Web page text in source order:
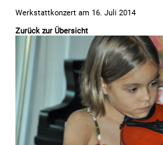
Werkstattkonzert am 16. Juli 2014
Zurück zur Übersicht